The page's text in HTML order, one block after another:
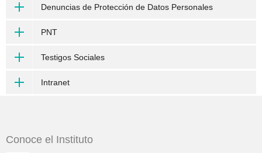
Denuncias de Protección de Datos Personales
PNT
Testigos Sociales
Intranet
Conoce el Instituto